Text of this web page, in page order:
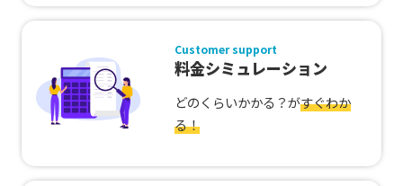
Customer support
料金シミュレーション
どのくらいかかる？がすぐわか
る！